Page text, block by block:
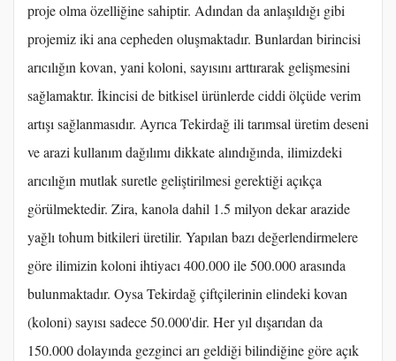
proje olma özelliğine sahiptir. Adından da anlaşıldığı gibi
projemiz iki ana cepheden oluşmaktadır. Bunlardan birincisi
arıcılığın kovan, yani koloni, sayısını arttırarak gelişmesini
sağlamaktır. İkincisi de bitkisel ürünlerde ciddi ölçüde verim
artışı sağlanmasıdır. Ayrıca Tekirdağ ili tarımsal üretim deseni
ve arazi kullanım dağılımı dikkate alındığında, ilimizdeki
arıcılığın mutlak suretle geliştirilmesi gerektiği açıkça
görülmektedir. Zira, kanola dahil 1.5 milyon dekar arazide
yağlı tohum bitkileri üretilir. Yapılan bazı değerlendirmelere
göre ilimizin koloni ihtiyacı 400.000 ile 500.000 arasında
bulunmaktadır. Oysa Tekirdağ çiftçilerinin elindeki kovan
(koloni) sayısı sadece 50.000'dir. Her yıl dışarıdan da
150.000 dolayında gezginci arı geldiği bilindiğine göre açık